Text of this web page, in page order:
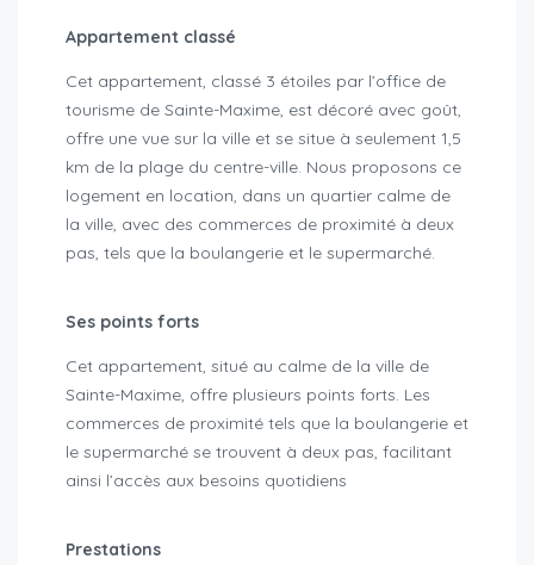
Appartement classé
Cet appartement, classé 3 étoiles par l’office de
tourisme de Sainte-Maxime, est décoré avec goût,
offre une vue sur la ville et se situe à seulement 1,5
km de la plage du centre-ville. Nous proposons ce
logement en location, dans un quartier calme de
la ville, avec des commerces de proximité à deux
pas, tels que la boulangerie et le supermarché.
Ses points forts
Cet appartement, situé au calme de la ville de
Sainte-Maxime, offre plusieurs points forts. Les
commerces de proximité tels que la boulangerie et
le supermarché se trouvent à deux pas, facilitant
ainsi l’accès aux besoins quotidiens
Prestations